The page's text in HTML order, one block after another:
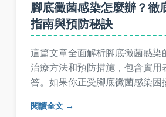
腳底黴菌感染怎麼辦？徹
指南與預防秘訣
這篇文章全面解析腳底黴菌感染
治療方法和預防措施，包含實用
答。如果你正受腳底黴菌感染困
適，恢復健康腳底。內容基於真
閱讀全文